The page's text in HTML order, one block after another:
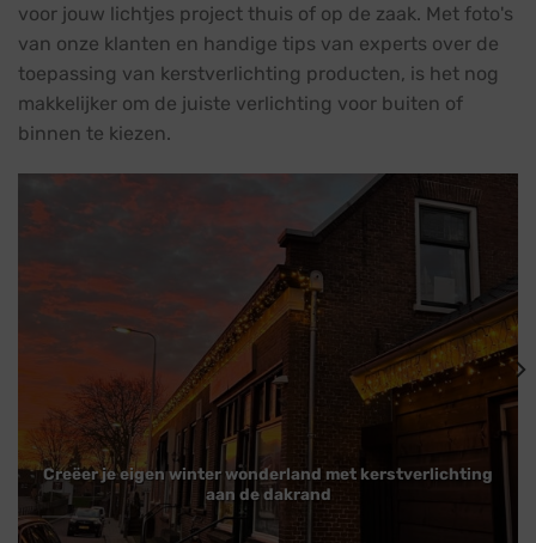
voor jouw lichtjes project thuis of op de zaak. Met foto's
van onze klanten en handige tips van experts over de
toepassing van kerstverlichting producten, is het nog
makkelijker om de juiste verlichting voor buiten of
binnen te kiezen.
Creëer je eigen winter wonderland met kerstverlichting
aan de dakrand